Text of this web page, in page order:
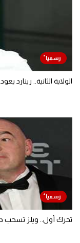
الولاية الثانية.. رينارد
تحرك أول.. ويلز تسحب